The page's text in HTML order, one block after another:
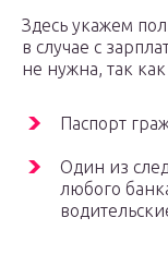
Здесь укажем
в случае с
не нужна, так
Паспорт
Один из
любого